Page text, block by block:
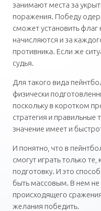
занимают места за
поражения. Победу
сможет установить
начисляются и за
противника. Если же
судья.
Для такого вида
физически
поскольку в коротком
стратегия и правильные
значение имеет и
И понятно, что в
смогут играть только
подготовку. И это
быть массовым. В нем не
происходящего
желания победить.